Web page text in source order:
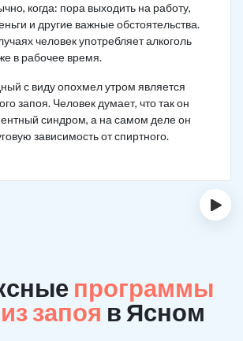
когда: пора выходить на работу,
и другие важные обстоятельства.
человек употребляет алкоголь
в рабочее время.
с виду опохмел утром является
запоя. Человек думает, что так он
синдром, а на самом деле он
зависимость от спиртного.
›
программы
запоя в Ясном